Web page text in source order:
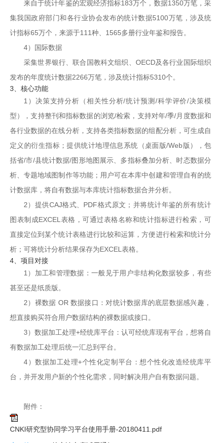
来自于统计年鉴的宏观经济指标183万个，数据1350万笔，采
集我国政府部门和各行业协会发布的统计数据5100万笔，涉及统
计指标65万个，来源于111种、1565多册行业年鉴和报告。
4）国际数据
采集世界银行、联合国教科文组织、OECD及各行业国际组织
发布的年度统计数据2266万笔，涉及统计指标5310个。
3、核心功能
1）决策支持分析（相关性分析/统计预测/科学评价/决策模
型），支持整刊和指标数据的浏览/检索，支持对年/季/月度数据和
各行业数据的在线分析，支持各类指标数据的组配分析，可生成自
定义的衍生指标；提供统计地理信息系统（桌面版/Web版），包
括省/市/县统计数据/图形地图展示、多指标叠加分析、时态数据分
析、专题地域图制作等功能；用户可在本库中创建和管理自有的统
计数据库，将自有数据与本库统计指标数据合并分析。
2）提供CAJ格式、PDF格式原文；并将统计年鉴的所有统计
图表制成EXCEL表格，可通过表格名称和统计指标进行检索，可
直接定位到某个统计表格进行比较和运算，方便进行检索和统计分
析；可将统计分析结果保存为EXCEL表格。
4、项目对接
1）加工和管理数据：一般见于用户非结构化数据较多，有些
甚至还是纸质版。
2）裸数据 OR 数据接口：对统计数据库的底层数据感兴趣，
想直接购买符合用户数据结构的裸数据或接口。
3）数据加工处理+经统库平台：认可经统库现有平台，想将自
有数据加工处理后统一汇总到平台。
4）数据加工处理+个性化定制平台：想个性化改造经统库平
台，并开发用户新的个性化需求，同时解决用户自有数据问题。
附件：
CNKI研究型协同学习平台使用手册-20180411.pdf